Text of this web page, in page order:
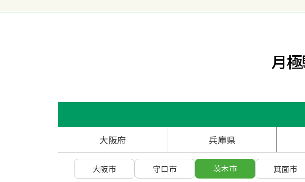
月
大阪府 兵庫県
大阪市 守口市 茨木市 箕面市